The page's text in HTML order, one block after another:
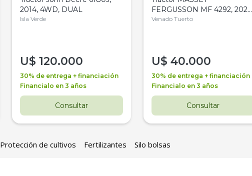
2014, 4WD, DUAL
Isla Verde
U$ 120.000
30% de entrega + financiación
Financialo en 3 años
Consultar
FERGUSSON MF 4292, 2020,
4WD, PATON
Venado Tuerto
U$ 40.000
30% de entrega + financiación
Financialo en 3 años
Consultar
Protección de cultivos Fertilizantes Silo bolsas